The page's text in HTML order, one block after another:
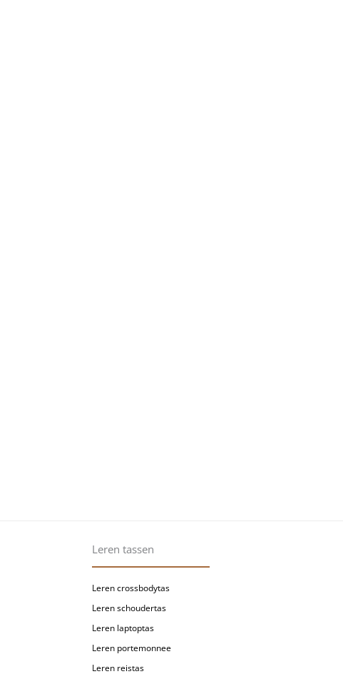
Leren tassen
Leren crossbodytas
Leren schoudertas
Leren laptoptas
Leren portemonnee
Leren reistas